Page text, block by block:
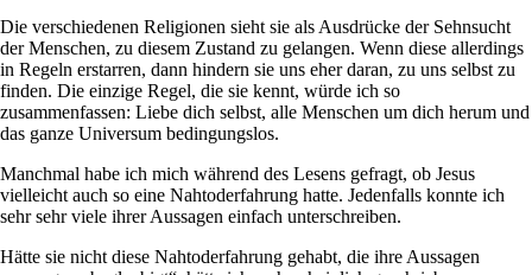
Die verschiedenen Religionen sieht sie als Ausdrücke der Sehnsucht
der Menschen, zu diesem Zustand zu gelangen. Wenn diese allerdings
in Regeln erstarren, dann hindern sie uns eher daran, zu uns selbst zu
finden. Die einzige Regel, die sie kennt, würde ich so
zusammenfassen: Liebe dich selbst, alle Menschen um dich herum und
das ganze Universum bedingungslos.
Manchmal habe ich mich während des Lesens gefragt, ob Jesus
vielleicht auch so eine Nahtoderfahrung hatte. Jedenfalls konnte ich
sehr sehr viele ihrer Aussagen einfach unterschreiben.
Hätte sie nicht diese Nahtoderfahrung gehabt, die ihre Aussagen